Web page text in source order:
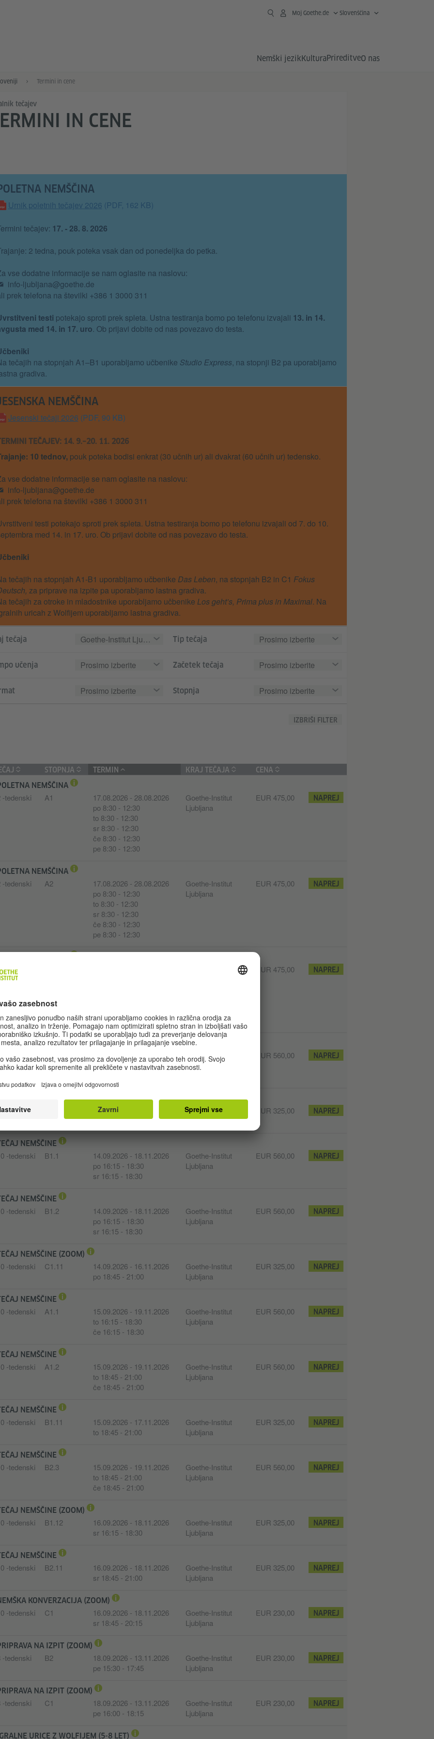
Moj Goethe.de Slovenščina
Nemški jezikKulturaPrireditveO nas
Termini in cene
tečajev
IN CENE
NEMŠČINA
Urnik poletnih tečajev 2026 (PDF, 162 KB)
tečajev: 17. - 28. 8. 2026
2 tedna, pouk poteka vsak dan od ponedeljka do petka.
vse dodatne informacije se nam oglasite na naslovu:
info-ljubljana@goethe.de
prek telefona na številki +386 1 3000 311
testi potekajo sproti prek spleta. Ustna testiranja bomo po telefonu izvajali 13. in 14.
med 14. in 17. uro. Ob prijavi dobite od nas povezavo do testa.
tečajih na stopnjah A1–B1 uporabljamo učbenike Studio Express, na stopnji B2 pa uporabljamo
gradiva.
NEMŠČINA
Jesenski tečaji 2026 (PDF, 90 KB)
TEČAJEV: 14. 9.–20. 11. 2026
10 tednov, pouk poteka bodisi enkrat (30 učnih ur) ali dvakrat (60 učnih ur) tedensko.
vse dodatne informacije se nam oglasite na naslovu:
info-ljubljana@goethe.de
prek telefona na številki +386 1 3000 311
testi potekajo sproti prek spleta. Ustna testiranja bomo po telefonu izvajali od 7. do 10.
med 14. in 17. uro. Ob prijavi dobite od nas povezavo do testa.
tečajih na stopnjah A1-B1 uporabljamo učbenike Das Leben, na stopnjah B2 in C1 Fokus
za priprave na izpite pa uporabljamo lastna gradiva.
tečajih za otroke in mladostnike uporabljamo učbenike Los geht’s, Prima plus in Maximal. Na
uricah z Wolfijem uporabljamo lastna gradiva.
tečaja Goethe-Institut Ljubljana Tip tečaja Prosimo izberite
učenja Prosimo izberite Začetek tečaja Prosimo izberite
Prosimo izberite Stopnja Prosimo izberite
IZBRIŠI FILTER
STOPNJA TERMIN KRAJ TEČAJA CENA
NEMŠČINA
-tedenski A1
17.08.2026 - 28.08.2026
po 8:30 - 12:30
to 8:30 - 12:30
sr 8:30 - 12:30
če 8:30 - 12:30
pe 8:30 - 12:30
Goethe-Institut
Ljubljana
EUR 475,00 NAPREJ
NEMŠČINA
-tedenski A2
17.08.2026 - 28.08.2026
po 8:30 - 12:30
to 8:30 - 12:30
sr 8:30 - 12:30
če 8:30 - 12:30
pe 8:30 - 12:30
Goethe-Institut
Ljubljana
EUR 475,00 NAPREJ
tedenski
pe 8:30 - 11:45
EUR 475,00 NAPREJ
NEMŠČINE
10 -tedenski A2.1
14.09.2026 - 18.11.2026
po 18:45 - 21:00
Goethe-Institut
Ljubljana
EUR 560,00 NAPREJ
-tedenski
14.09.2026 - 16.11.2026
po 16:15 - 18:30
Goethe-Institut
Ljubljana
EUR 325,00 NAPREJ
NEMŠČINE
-tedenski B1.1
14.09.2026 - 18.11.2026
po 16:15 - 18:30
sr 16:15 - 18:30
Goethe-Institut
Ljubljana
EUR 560,00 NAPREJ
NEMŠČINE
-tedenski B1.2
14.09.2026 - 18.11.2026
po 16:15 - 18:30
sr 16:15 - 18:30
Goethe-Institut
Ljubljana
EUR 560,00 NAPREJ
NEMŠČINE (ZOOM)
-tedenski C1.11
14.09.2026 - 16.11.2026
po 18:45 - 21:00
Goethe-Institut
Ljubljana
EUR 325,00 NAPREJ
NEMŠČINE
-tedenski A1.1
15.09.2026 - 19.11.2026
to 16:15 - 18:30
če 16:15 - 18:30
Goethe-Institut
Ljubljana
EUR 560,00 NAPREJ
NEMŠČINE
-tedenski A1.2
15.09.2026 - 19.11.2026
to 18:45 - 21:00
če 18:45 - 21:00
Goethe-Institut
Ljubljana
EUR 560,00 NAPREJ
NEMŠČINE
-tedenski B1.11
15.09.2026 - 17.11.2026
to 18:45 - 21:00
Goethe-Institut
Ljubljana
EUR 325,00 NAPREJ
NEMŠČINE
-tedenski B2.3
15.09.2026 - 19.11.2026
to 18:45 - 21:00
če 18:45 - 21:00
Goethe-Institut
Ljubljana
EUR 560,00 NAPREJ
NEMŠČINE (ZOOM)
-tedenski B1.12
16.09.2026 - 18.11.2026
sr 16:15 - 18:30
Goethe-Institut
Ljubljana
EUR 325,00 NAPREJ
NEMŠČINE
-tedenski B2.11
16.09.2026 - 18.11.2026
sr 18:45 - 21:00
Goethe-Institut
Ljubljana
EUR 325,00 NAPREJ
KONVERZACIJA (ZOOM)
-tedenski C1
16.09.2026 - 18.11.2026
sr 18:45 - 20:15
Goethe-Institut
Ljubljana
EUR 230,00 NAPREJ
NA IZPIT (ZOOM)
-tedenski B2
18.09.2026 - 13.11.2026
pe 15:30 - 17:45
Goethe-Institut
Ljubljana
EUR 230,00 NAPREJ
NA IZPIT (ZOOM)
-tedenski C1
18.09.2026 - 13.11.2026
pe 16:00 - 18:15
Goethe-Institut
Ljubljana
EUR 230,00 NAPREJ
URICE Z WOLFIJEM (5-8 LET)